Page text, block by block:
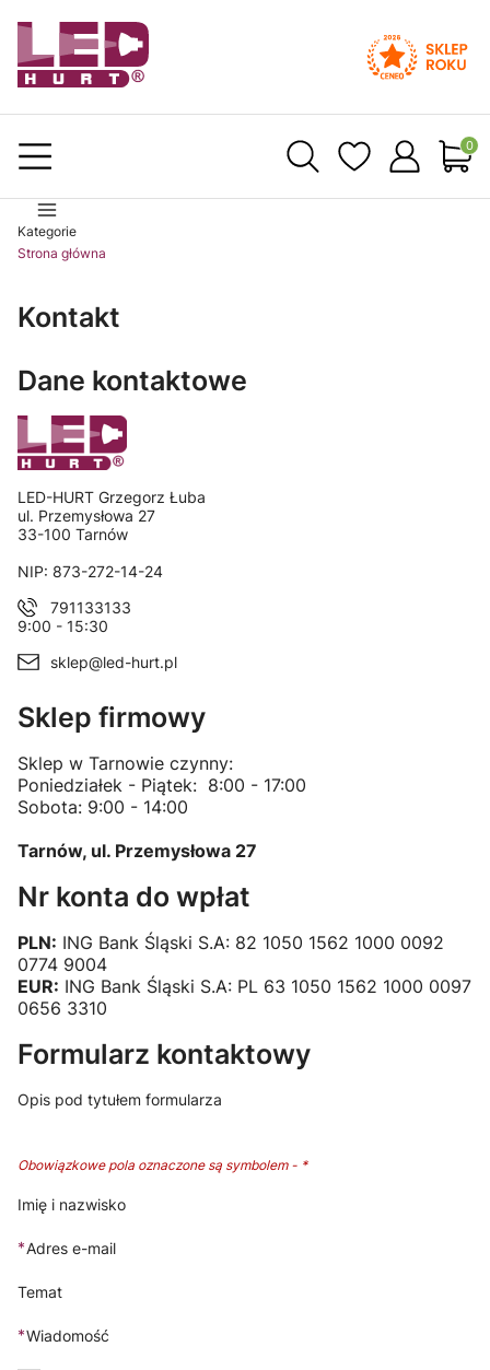
Kategorie
Strona główna
Kontakt
Dane kontaktowe
Adres:
LED-HURT Grzegorz Łuba
ul. Przemysłowa 27
33-100 Tarnów
NIP: 873-272-14-24
791133133
9:00 - 15:30
sklep@led-hurt.pl
Sklep firmowy
Sklep w Tarnowie czynny:
Poniedziałek - Piątek: 8:00 - 17:00
Sobota: 9:00 - 14:00
Tarnów, ul. Przemysłowa 27
Nr konta do wpłat
PLN: ING Bank Śląski S.A: 82 1050 1562 1000 0092
0774 9004
EUR: ING Bank Śląski S.A: PL 63 1050 1562 1000 0097
0656 3310
Formularz kontaktowy
Opis pod tytułem formularza
Obowiązkowe pola oznaczone są symbolem - *
Imię i nazwisko
*Adres e-mail
Temat
*Wiadomość